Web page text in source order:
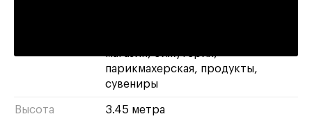
парикмахерская
продукты
сувениры
Высота
3.45 метра